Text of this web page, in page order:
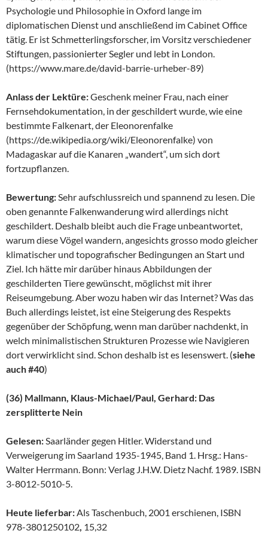
Psychologie und Philosophie in Oxford lange im
diplomatischen Dienst und anschließend im Cabinet Office
tätig. Er ist Schmetterlingsforscher, im Vorsitz verschiedener
Stiftungen, passionierter Segler und lebt in London.
(https://www.mare.de/david-barrie-urheber-89)
Anlass der Lektüre:Geschenk meiner Frau, nach einer
Fernsehdokumentation, in der geschildert wurde, wie eine
bestimmte Falkenart, der Eleonorenfalke
(https://de.wikipedia.org/wiki/Eleonorenfalke) von
Madagaskar auf die Kanaren „wandert“, um sich dort
fortzupflanzen.
Bewertung:Sehr aufschlussreich und spannend zu lesen. Die
oben genannte Falkenwanderung wird allerdings nicht
geschildert. Deshalb bleibt auch die Frage unbeantwortet,
warum diese Vögel wandern, angesichts grosso modo gleicher
klimatischer und topografischer Bedingungen an Start und
Ziel. Ich hätte mir darüber hinaus Abbildungen der
geschilderten Tiere gewünscht, möglichst mit ihrer
Reiseumgebung. Aber wozu haben wir das Internet? Was das
Buch allerdings leistet, ist eine Steigerung des Respekts
gegenüber der Schöpfung, wenn man darüber nachdenkt, in
welch minimalistischen Strukturen Prozesse wie Navigieren
dort verwirklicht sind. Schon deshalb ist es lesenswert. (siehe
auch #40)
(36) Mallmann, Klaus-Michael/Paul, Gerhard: Das
zersplitterte Nein
Gelesen:Saarländer gegen Hitler. Widerstand und
Verweigerung im Saarland 1935-1945, Band 1. Hrsg.: Hans-
Walter Herrmann. Bonn: Verlag J.H.W. Dietz Nachf. 1989. ISBN
3-8012-5010-5.
Heute lieferbar:Als Taschenbuch, 2001 erschienen, ISBN
978-3801250102, 15,32